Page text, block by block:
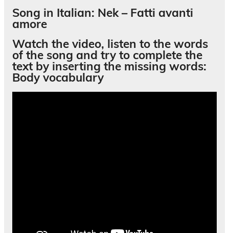
Song in Italian: Nek – Fatti avanti
amore
Watch the video, listen to the words
of the song and try to complete the
text by inserting the missing words:
Body vocabulary